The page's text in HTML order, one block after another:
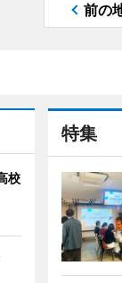
前の
特集
校